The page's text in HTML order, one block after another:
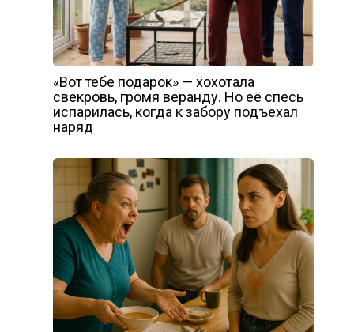
«Вот тебе подарок» — хохотала
свекровь, громя веранду. Но её спесь
испарилась, когда к забору подъехал
наряд